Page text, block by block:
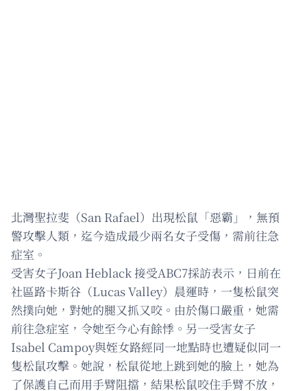
北灣聖拉斐（San Rafael）出現松鼠「惡霸」，無預
警攻擊人類，迄今造成最少兩名女子受傷，需前往急
症室。
受害女子Joan Heblack 接受ABC7採訪表示，日前在
社區路卡斯谷（Lucas Valley）晨運時，一隻松鼠突
然撲向她，對她的腿又抓又咬。由於傷口嚴重，她需
前往急症室，令她至今心有餘悸。另一受害女子
Isabel Campoy與姪女路經同一地點時也遭疑似同一
隻松鼠攻擊。她說，松鼠從地上跳到她的臉上，她為
了保護自己而用手臂阻擋，結果松鼠咬住手臂不放，